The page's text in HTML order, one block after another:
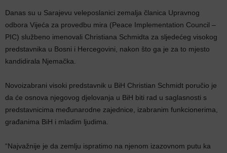
Danas su u Sarajevu veleposlanici zemalja članica Upravnog
odbora Vijeća za provedbu mira (Peace Implementation Council –
PIC) službeno imenovali Christiana Schmidta za sljedećeg visokog
predstavnika u Bosni i Hercegovini, nakon što ga je za to mjesto
kandidirala Njemačka.
Novoizabrani visoki predstavnik u BiH Christian Schmidt poručio je
da će osnova njegovog djelovanja u BiH biti rad u saglasnosti s
predstavnicima međunarodne zajednice, izabranim funkcionerima,
građanima BiH i mladim ljudima.
“Najvažnije je da zemlju ispratimo na njenom izazovnom putu ka